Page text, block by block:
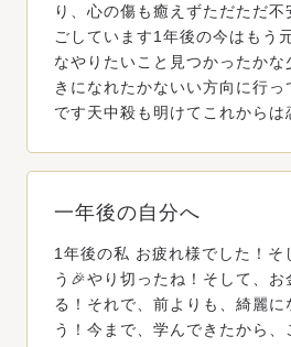
り、心の傷も癒えずただただ
ごしています1年後の今はもう
なやりたいこと見つかったか
きになれたかないい方向に行
です天中殺も明けてこれからは
一年後の自分へ
1年後の私 お疲れ様でした！そ
う🎉やり切ったね！そして、
る！それで、前よりも、綺麗に
う！今まで、学んできたから、